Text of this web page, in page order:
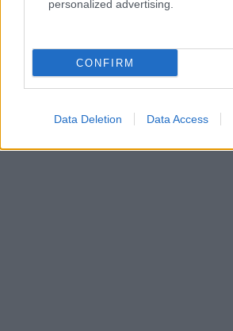
personalized advertising.
CONFIRM
Data Deletion Data Access